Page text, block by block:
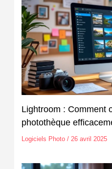
Lightroom : Comment
photothèque
Logiciels Photo/ 26 avril 2025